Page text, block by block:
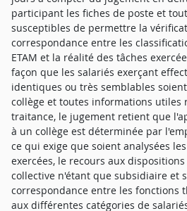
participant les fiches de poste et
susceptibles de permettre la
correspondance entre les
ETAM et la réalité des tâches
façon que les salariés exerçant
identiques ou très semblables
collège et toutes informations utiles
traitance, le jugement retient que
à un collège est déterminée par
ce qui exige que soient analysées
exercées, le recours aux
collective n'étant que subsidiaire et
correspondance entre les fonctions
aux différentes catégories de